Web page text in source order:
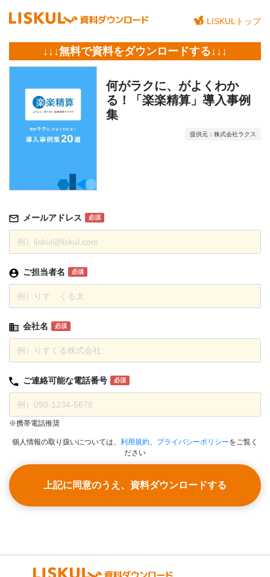
LISKULトップ
↓↓↓無料で資料をダウンロードする↓↓↓
何がラクに、がよくわか
る！「楽楽精算」導入事例
集
提供元：株式会社ラクス
メールアドレス 必須
ご担当者名 必須
会社名 必須
ご連絡可能な電話番号 必須
※携帯電話推奨
個人情報の取り扱いについては、 利用規約、 プライバシーポリシーをご覧く
ださい
上記に同意のうえ、資料ダウンロードする